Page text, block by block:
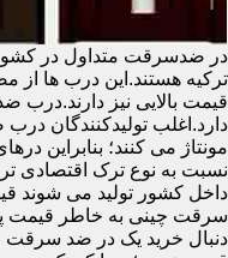
در ضدسرقت متداول در
ترکیه هستند.این درب ها از
قیمت بالایی نیز دارند.درب
دارد.اغلب تولیدکنندگان
مونتاژ می کنند؛ بنابراین
نسبت به نوع ترک اقتصادی
داخل کشور تولید می شوند
سرقت چینی به خاطر قیمت
دنبال خرید یک در ضد سرقت